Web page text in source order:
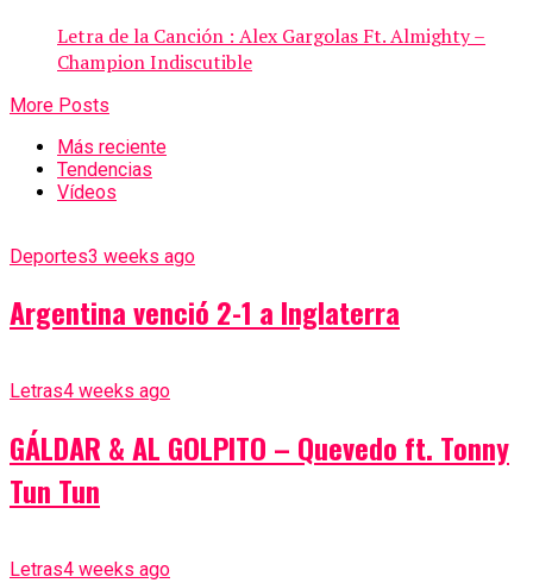
Letra de la Canción : Alex Gargolas Ft. Almighty –
Champion Indiscutible
More Posts
Más reciente
Tendencias
Vídeos
Deportes3 weeks ago
Argentina venció 2-1 a Inglaterra
Letras4 weeks ago
GÁLDAR & AL GOLPITO – Quevedo ft. Tonny
Tun Tun
Letras4 weeks ago